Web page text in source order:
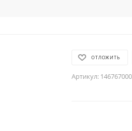
ОТЛОЖИТЬ
Артикул: